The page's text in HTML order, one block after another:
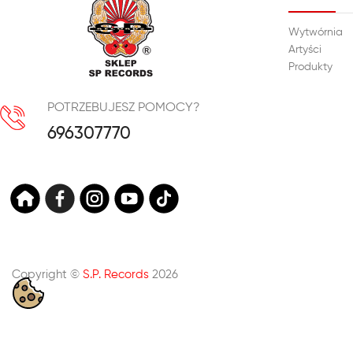
POTRZEBUJESZ POMOCY?
696307770
Wytwórnia
Artyści
Produkty
Copyright © S.P. Records 2026